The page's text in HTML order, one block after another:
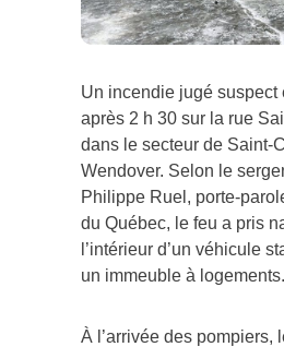
Un incendie jugé suspect
après 2 h 30 sur la rue
dans le secteur de Saint-
Wendover. Selon le
Philippe Ruel, porte-
du Québec, le feu a pris
l’intérieur d’un véhicule
un immeuble à logements.
À l’arrivée des pompiers,